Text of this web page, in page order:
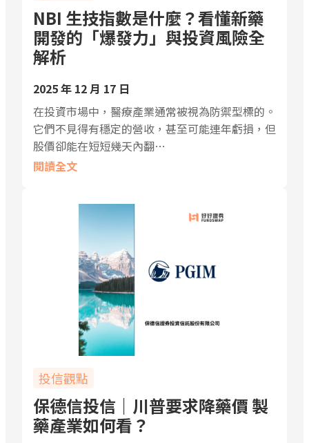
NBI 生技指數是什麼？看懂新藥
開發的「爆發力」與投資風險全
解析
2025 年 12 月 17 日
在投資市場中，醫療產業通常被視為防禦型標的。
它們不見得有穩定的營收，甚至可能連年虧損，但
股價卻能在短短幾天內翻…
閱讀全文
投信觀點
保德信投信｜川普要求降藥價 製
藥產業如何看？